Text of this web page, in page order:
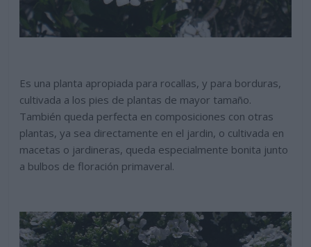
Es una planta apropiada para rocallas, y para borduras,
cultivada a los pies de plantas de mayor tamaño.
También queda perfecta en composiciones con otras
plantas, ya sea directamente en el jardin, o cultivada en
macetas o jardineras, queda especialmente bonita junto
a bulbos de floración primaveral.